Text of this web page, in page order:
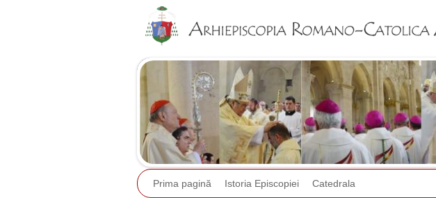
Prima pagină Istoria Episcopiei Catedrala